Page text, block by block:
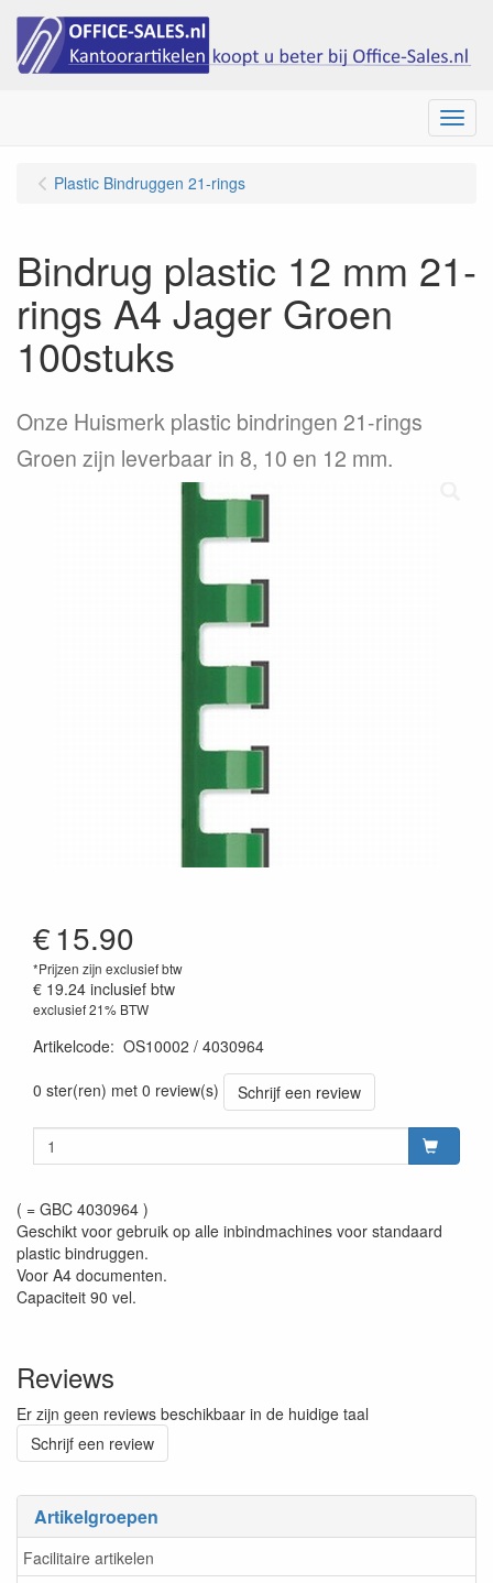
Menu
Artikelgroepen
Facilitaire artikelen
Plastic Bindruggen 21-rings
Bindrug plastic 12 mm 21-
rings A4 Jager Groen
100stuks
Onze Huismerk plastic bindringen 21-rings
Groen zijn leverbaar in 8, 10 en 12 mm.
€15.90
*Prijzen zijn exclusief btw
€ 19.24 inclusief btw
exclusief 21% BTW
Artikelcode: OS10002 / 4030964
0 ster(ren) met 0 review(s)
Schrijf een review
( = GBC 4030964 )
Geschikt voor gebruik op alle inbindmachines voor standaard
plastic bindruggen.
Voor A4 documenten.
Capaciteit 90 vel.
Reviews
Er zijn geen reviews beschikbaar in de huidige taal
Schrijf een review